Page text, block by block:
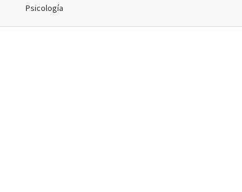
Psicología